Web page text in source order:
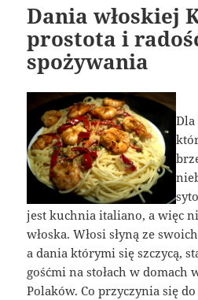
Dania włoskiej
prostota i
spożywania
jest kuchnia italiano, a więc
włoska. Włosi słyną ze
a dania którymi się szczycą,
gośćmi na stołach w domach
Polaków. Co przyczynia się